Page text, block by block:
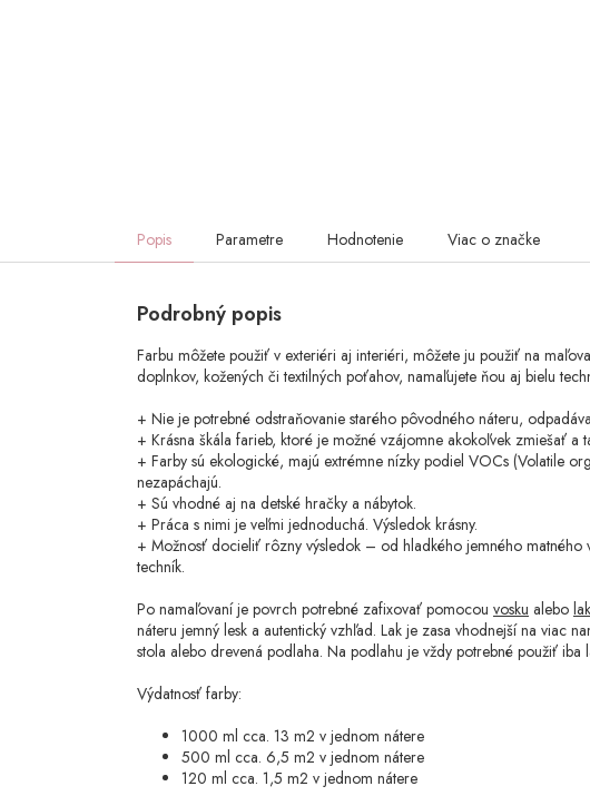
Popis Parametre Hodnotenie Viac o značke
Podrobný popis
Farbu môžete použiť v exteriéri aj interiéri, môžete ju použiť na
doplnkov, kožených či textilných poťahov, namaľujete ňou aj bielu
+ Nie je potrebné odstraňovanie starého pôvodného náteru,
+ Krásna škála farieb, ktoré je možné vzájomne akokoľvek zmiešať a
+ Farby sú ekologické, majú extrémne nízky podiel VOCs (Volatile
nezapáchajú.
+ Sú vhodné aj na detské hračky a nábytok.
+ Práca s nimi je veľmi jednoduchá. Výsledok krásny.
+ Možnosť docieliť rôzny výsledok – od hladkého jemného matného
techník.
Po namaľovaní je povrch potrebné zafixovať pomocou vosku alebo
náteru jemný lesk a autentický vzhľad. Lak je zasa vhodnejší na viac
stola alebo drevená podlaha. Na podlahu je vždy potrebné použiť iba
Výdatnosť farby:
1000 ml cca. 13 m2 v jednom nátere
500 ml cca. 6,5 m2 v jednom nátere
120 ml cca. 1,5 m2 v jednom nátere